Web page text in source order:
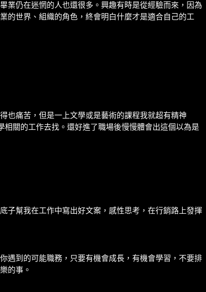
業仍在迷惘的人也還很多。興趣有時是從經驗而來，因為
的世界、組織的角色，終會明白什麼才是適合自己的工
也痛苦，但是一上文學或是藝術的課程我就超有精神
關的工作去找。還好進了職場後慢慢體會出這個以為是
子幫我在工作中寫出好文案，感性思考，在行銷路上發揮
遇到的可能職務，只要有機會成長，有機會學習，不要排
的事。